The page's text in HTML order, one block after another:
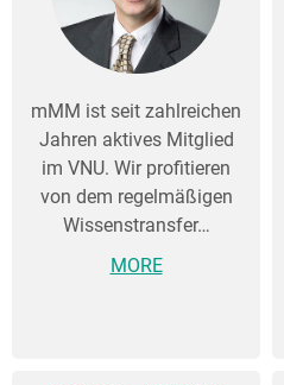
mMM ist seit zahlreichen
Jahren aktives Mitglied
im VNU. Wir profitieren
von dem regelmäßigen
Wissenstransfer…
MORE